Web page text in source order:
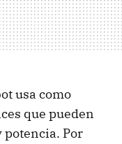
usa como
que pueden
Por